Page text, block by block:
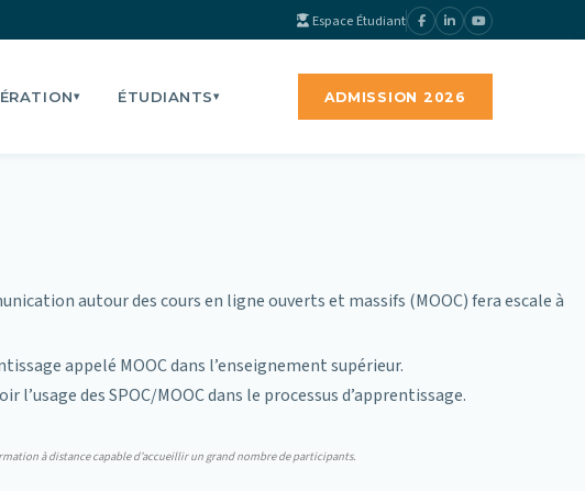
Espace Étudiant
▾ ÉTUDIANTS▾ ADMISSION 2026
autour des cours en ligne ouverts et massifs (MOOC) fera escale à
appelé MOOC dans l’enseignement supérieur.
des SPOC/MOOC dans le processus d’apprentissage.
à distance capable d’accueillir un grand nombre de participants.